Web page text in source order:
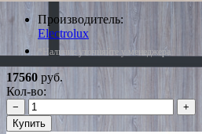
Производитель:
Electrolux
*Наличие уточняйте у менеджера
17560 руб.
Кол-во:
−
+
Купить